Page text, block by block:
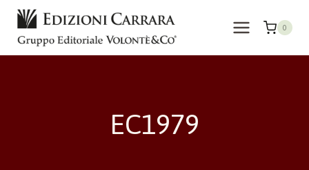
Salta
contenuto
0
EC1979